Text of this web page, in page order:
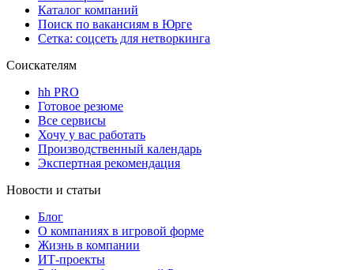
Каталог компаний
Поиск по вакансиям в Юрге
Сетка: соцсеть для нетворкинга
Соискателям
hh PRO
Готовое резюме
Все сервисы
Хочу у вас работать
Производственный календарь
Экспертная рекомендация
Новости и статьи
Блог
О компаниях в игровой форме
Жизнь в компании
ИТ-проекты